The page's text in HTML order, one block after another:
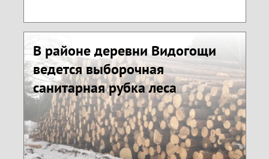
В районе деревни Видогощи
ведется выборочная
санитарная рубка леса